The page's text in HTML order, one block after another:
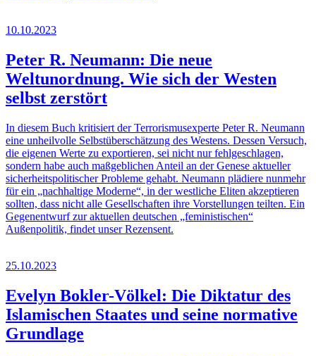
10.10.2023
Peter R. Neumann: Die neue
Weltunordnung. Wie sich der Westen
selbst zerstört
In diesem Buch kritisiert der Terrorismusexperte Peter R. Neumann
eine unheilvolle Selbstüberschätzung des Westens. Dessen Versuch,
die eigenen Werte zu exportieren, sei nicht nur fehlgeschlagen,
sondern habe auch maßgeblichen Anteil an der Genese aktueller
sicherheitspolitischer Probleme gehabt. Neumann plädiere nunmehr
für ein „nachhaltige Moderne“, in der westliche Eliten akzeptieren
sollten, dass nicht alle Gesellschaften ihre Vorstellungen teilten. Ein
Gegenentwurf zur aktuellen deutschen „feministischen“
Außenpolitik, findet unser Rezensent.
25.10.2023
Evelyn Bokler-Völkel: Die Diktatur des
Islamischen Staates und seine normative
Grundlage